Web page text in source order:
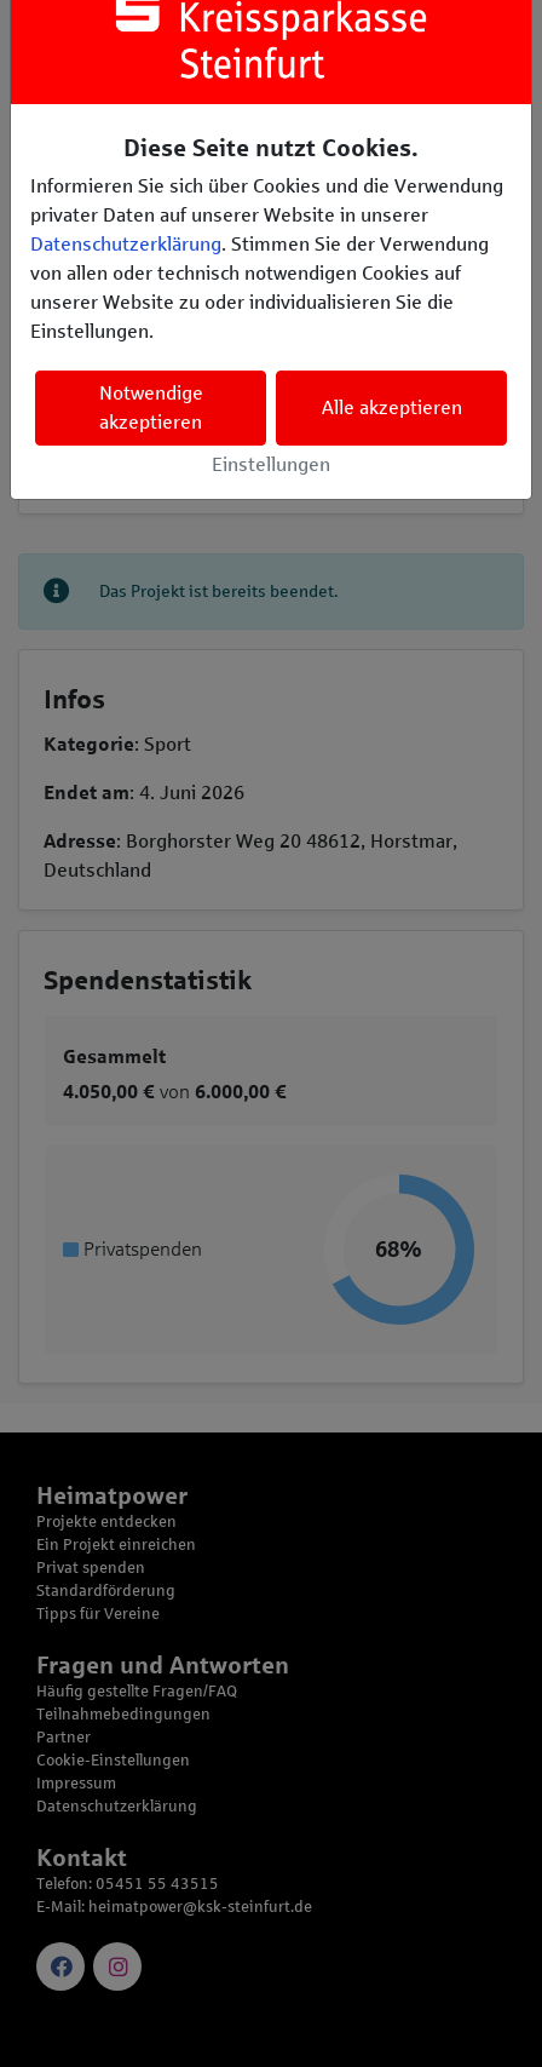
Diese Seite nutzt Cookies.
Informieren Sie sich über Cookies und die Verwendung
privater Daten auf unserer Website in unserer
Datenschutzerklärung. Stimmen Sie der Verwendung
von allen oder technisch notwendigen Cookies auf
unserer Website zu oder individualisieren Sie die
Einstellungen.
Notwendige
akzeptieren
Alle akzeptieren
Einstellungen
Trainingsbedingungen zu schaffen, junge
Sportlerinnen und Sportler zu fördern und den
Die Leichtathletikabteilung des TuS Germania
Horstmar bedankt sich herzlich für Ihr
Vertrauen und Ihre Unterstützung.
Erzählen Sie es Ihren Freunden
𝕏
Spendenstatistik
Gesammelt
4.050,00 € von 6.000,00 €
Privatspenden 68%
Das Projekt ist bereits beendet.
Infos
Kategorie: Sport
Endet am: 4. Juni 2026
Adresse: Borghorster Weg 20 48612, Horstmar,
Deutschland
Heimatpower
Projekte entdecken
Ein Projekt einreichen
Privat spenden
Standardförderung
Tipps für Vereine
Fragen und Antworten
Häufig gestellte Fragen/FAQ
Teilnahmebedingungen
Partner
Cookie-Einstellungen
Impressum
Datenschutzerklärung
Kontakt
Telefon: 05451 55 43515
E-Mail: heimatpower@ksk-steinfurt.de